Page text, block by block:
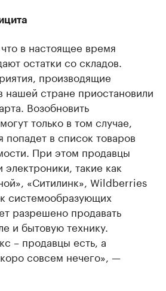
в настоящее время
остатки со складов.
производящие
нашей стране приостановили
Возобновить
только в том случае,
попадет в список товаров
При этом продавцы
такие как
«Ситилинк», Wildberries
системообразующих
разрешено продавать
и бытовую технику.
– продавцы есть, а
совсем нечего», —